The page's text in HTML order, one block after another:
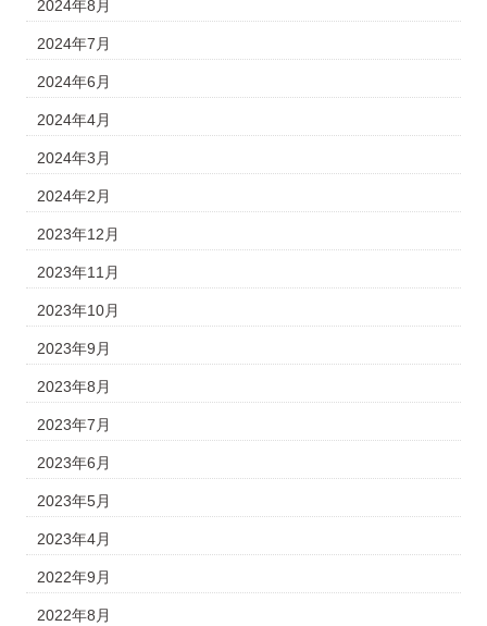
2024年8月
2024年7月
2024年6月
2024年4月
2024年3月
2024年2月
2023年12月
2023年11月
2023年10月
2023年9月
2023年8月
2023年7月
2023年6月
2023年5月
2023年4月
2022年9月
2022年8月